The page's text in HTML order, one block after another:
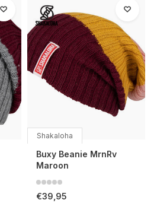
Shakaloha
Buxy Beanie MrnRv
Maroon
€39,95